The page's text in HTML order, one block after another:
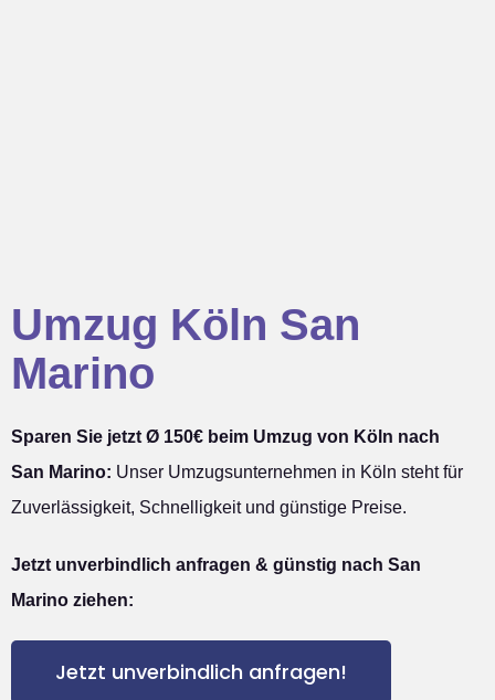
Umzug Köln San
Marino
Sparen Sie jetzt Ø 150€ beim Umzug von Köln nach
San Marino: Unser Umzugsunternehmen in Köln steht für
Zuverlässigkeit, Schnelligkeit und günstige Preise.
Jetzt unverbindlich anfragen & günstig nach San
Marino ziehen:
Jetzt unverbindlich anfragen!